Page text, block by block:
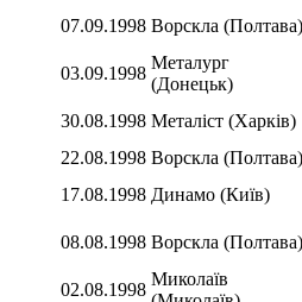
07.09.1998 Ворскла (Полтава)
03.09.1998
Металург
(Донецьк)
30.08.1998 Металіст (Харків)
22.08.1998 Ворскла (Полтава)
17.08.1998 Динамо (Київ)
08.08.1998 Ворскла (Полтава)
02.08.1998
Миколаїв